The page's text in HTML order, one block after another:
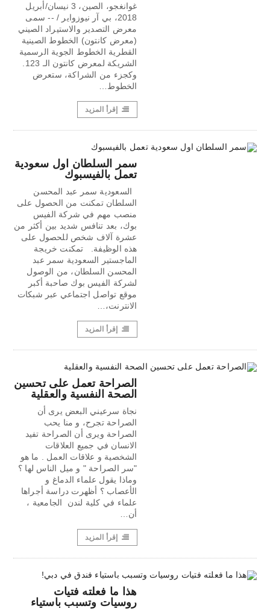
غوانغجو، الصين، 3 نيسان/أبريل
2018، بي آر نيوزواير / -- سمى
معرض التصدير والاستيراد الصيني
(معرض كانتون) الخطوط الصينية
القطرية الخطوط الجوية الرسمية
وكجزء من الشراكة، ستعرض
الخطوط…
إقرأ المزيد
سمر السلطان اول سعودية
تعمل بالفيسبوك
السعودية سمر عبد المحسن
السلطان تمكنت من الحصول على
منصب مهم في شركة الفيس
بوك، بعد تنافس شديد بين أكثر من
عشرة آلاف شخص للحصول على
هذه الوظيفة. تمكنت خريجة
الماجستير السعودية سمر عبد
المحسن السلطان، من الوصول
لشركة الفيس بوك صاحبة أكبر
موقع تواصل اجتماعي عبر شبكات
الانترنت،…
إقرأ المزيد
الصراحة تعمل على تحسين
الصحة النفسية والعقلية
نجاة سرعيني البعض يرى أن
الصراحة تجرح، و منا يحب
الصراحة ويرى أن الصراحة تفيد
الانسان في جميع العلاقات
الشخصية و علاقات العمل . ما هو
"سر الصراحة " و ميل الناس لها ؟
وماذا يقول علماء الدماغ و
الأعصاب ؟ أظهرت دراسة أجراها
علماء في كلية لندن الجامعية ،
أن…
إقرأ المزيد
هذا ما فعلته فتيات
روسيات وتسبب باستياء